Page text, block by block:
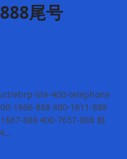
尾号
ebrp-lite-400-telephone
1866-888 400-1611-888
888 400-7657-888 精